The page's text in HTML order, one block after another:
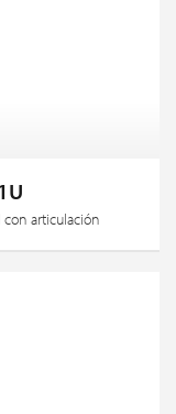
articulación